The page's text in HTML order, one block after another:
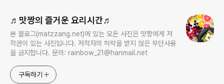
♬맛짱의 즐거운 요리시간♬
본 블로그(matzzang.net)에 있는 모든 사진은 맛짱에게 저
작권이 있는 사진입니다. 저작자의 허락을 받지 않은 무단사용
을 금지합니다. 문의: rainbow_21@hanmail.net
구독하기